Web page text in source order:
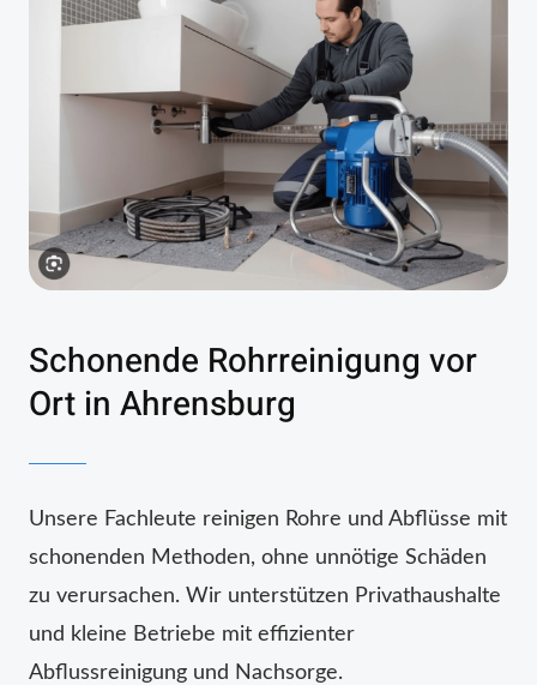
Schonende Rohrreinigung vor
Ort in Ahrensburg
Unsere Fachleute reinigen Rohre und Abflüsse mit
schonenden Methoden, ohne unnötige Schäden
zu verursachen. Wir unterstützen Privathaushalte
und kleine Betriebe mit effizienter
Abflussreinigung und Nachsorge.